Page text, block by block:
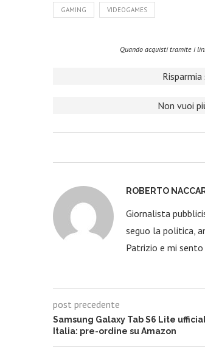
GAMING VIDEOGAMES
Quando acquisti tramite i
Non vuoi
ROBERTO
Giornalista
seguo la politica,
Patrizio e mi sento
post precedente
Samsung Galaxy Tab S6 Lite
Italia: pre-ordine su Amazon